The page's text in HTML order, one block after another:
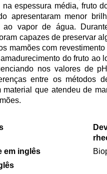
espessura média, fruto
apresentaram menor
ao vapor de água.
capazes de preservar
mamões com
do fruto ao
nos valores de
entre os métodos
material que atendeu de
em inglês